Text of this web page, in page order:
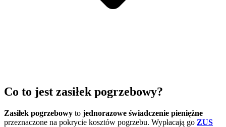
Co to jest zasiłek pogrzebowy?
Zasiłek pogrzebowy to jednorazowe świadczenie pieniężne
przeznaczone na pokrycie kosztów pogrzebu. Wypłacają go ZUS